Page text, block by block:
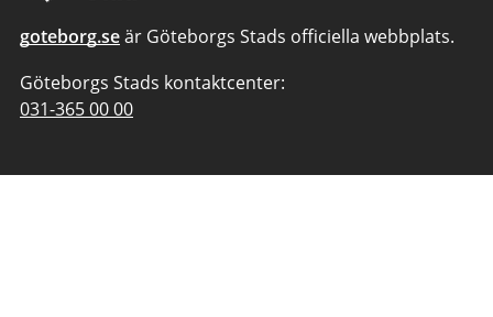
Stad
goteborg.seär Göteborgs Stads officiella webbplats.
Göteborgs Stads kontaktcenter:
Telefonnummer
031-365 00 00